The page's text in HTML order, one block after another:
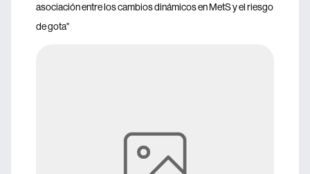
asociación entre los cambios dinámicos en MetS y el riesgo
de gota"